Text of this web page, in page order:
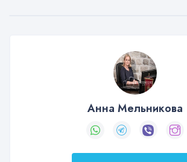
Анна Мельникова